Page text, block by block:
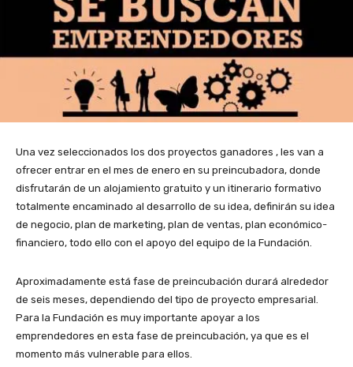
Una vez seleccionados los dos proyectos ganadores , les van a
ofrecer entrar en el mes de enero en su preincubadora, donde
disfrutarán de un alojamiento gratuito y un itinerario formativo
totalmente encaminado al desarrollo de su idea, definirán su idea
de negocio, plan de marketing, plan de ventas, plan económico-
financiero, todo ello con el apoyo del equipo de la Fundación.
Aproximadamente está fase de preincubación durará alrededor
de seis meses, dependiendo del tipo de proyecto empresarial.
Para la Fundación es muy importante apoyar a los
emprendedores en esta fase de preincubación, ya que es el
momento más vulnerable para ellos.